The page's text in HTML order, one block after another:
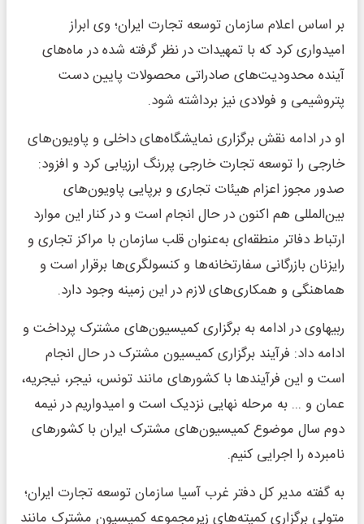
بر اساس اعلام سازمان توسعه تجارت ایران؛ وی ابراز
امیدواری کرد که با تمهیدات در نظر گرفته شده در ماه‌های
آینده محدودیت‌های صادراتی محصولات پایین دست
پتروشیمی و فولادی نیز برداشته شود.
او در ادامه نقش برگزاری نمایشگاه‌های داخلی و پاویون‌های
خارجی را توسعه تجارت خارجی پررنگ ارزیابی کرد و افزود:
صدور مجوز اعزام هیئات تجاری و برپایی پاویون‌های
بین‌المللی هم اکنون در حال انجام است و در کنار این موارد
ارتباط دفاتر منطقه‌ای به‌عنوان قلب سازمان با مراکز تجاری و
رایزنان بازرگانی سفارتخانه‌ها و کنسولگری‌ها برقرار است و
هماهنگی‌ و همکاری‌های لازم در این زمینه وجود دارد.
ربیهاوی در ادامه به برگزاری کمیسیون‌های مشترک پرداخت و
ادامه داد: فرآیند برگزاری کمیسیون مشترک در حال انجام
است و این فرآیندها با کشورهای مانند تونس، نیجر، نیجریه،
عمان و ... به مرحله نهایی نزدیک است و امیدواریم در نیمه
دوم سال موضوع کمیسیون‌های مشترک ایران با کشورهای
نامبرده را اجرایی کنیم.
به گفته مدیر کل دفتر غرب آسیا سازمان توسعه تجارت ایران؛
متولی برگزاری کمیته‌های زیرمجموعه کمیسیون مشترک مانند